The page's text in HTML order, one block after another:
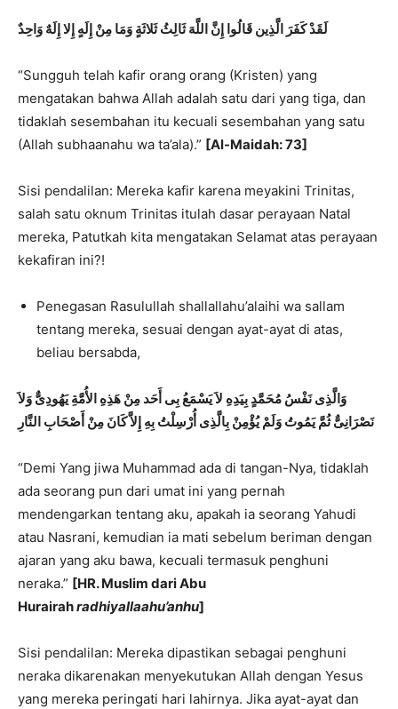
لَقَدْ كَفَرَ الَّذِين قَالُوا إِنَّ اللَّهَ ثَالِثُ ثَلاثَةٍ وَمَا مِنْ إِلَهٍ إِلا إِلَهٌ وَاحِدٌ
“Sungguh telah kafir orang orang (Kristen) yang
mengatakan bahwa Allah adalah satu dari yang tiga, dan
tidaklah sesembahan itu kecuali sesembahan yang satu
(Allah subhaanahu wa ta’ala).” [Al-Maidah: 73]
Sisi pendalilan: Mereka kafir karena meyakini Trinitas,
salah satu oknum Trinitas itulah dasar perayaan Natal
mereka, Patutkah kita mengatakan Selamat atas perayaan
kekafiran ini?!
Penegasan Rasulullah shallallahu’alaihi wa sallam
tentang mereka, sesuai dengan ayat-ayat di atas,
beliau bersabda,
وَالَّذِى نَفْسُ مُحَمَّدٍ بِيَدِهِ لاَ يَسْمَعُ بِى أَحَد مِنْ هَذِهِ الأُمَّةِ يَهُودِىٌّ وَلاَ
نَصْرَانِىٌّ ثُمَّ يَمُوتُ وَلَمْ يُؤْمِنْ بِالَّذِى أُرْسِلْتُ بِهِ إِلاَّ كَانَ مِنْ أَصْحَابِ النَّارِ
“Demi Yang jiwa Muhammad ada di tangan-Nya, tidaklah
ada seorang pun dari umat ini yang pernah
mendengarkan tentang aku, apakah ia seorang Yahudi
atau Nasrani, kemudian ia mati sebelum beriman dengan
ajaran yang aku bawa, kecuali termasuk penghuni
neraka.” [HR. Muslim dari Abu
Hurairahradhiyallaahu’anhu]
Sisi pendalilan: Mereka dipastikan sebagai penghuni
neraka dikarenakan menyekutukan Allah dengan Yesus
yang mereka peringati hari lahirnya. Jika ayat-ayat dan